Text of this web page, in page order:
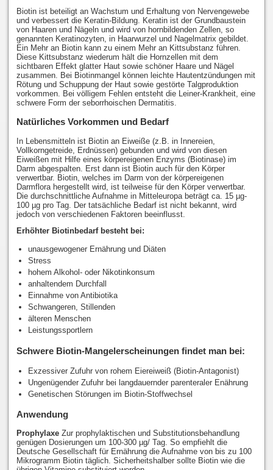
Biotin ist beteiligt an Wachstum und Erhaltung von Nervengewebe
und verbessert die Keratin-Bildung. Keratin ist der Grundbaustein
von Haaren und Nägeln und wird von hornbildenden Zellen, so
genannten Keratinozyten, in Haarwurzel und Nagelmatrix gebildet.
Ein Mehr an Biotin kann zu einem Mehr an Kittsubstanz führen.
Diese Kittsubstanz wiederum hält die Hornzellen mit dem
sichtbaren Effekt glatter Haut sowie schöner Haare und Nägel
zusammen. Bei Biotinmangel können leichte Hautentzündungen mit
Rötung und Schuppung der Haut sowie gestörte Talgproduktion
vorkommen. Bei völligem Fehlen entsteht die Leiner-Krankheit, eine
schwere Form der seborrhoischen Dermatitis.
Natürliches Vorkommen und Bedarf
In Lebensmitteln ist Biotin an Eiweiße (z.B. in Innereien,
Vollkorngetreide, Erdnüssen) gebunden und wird von diesen
Eiweißen mit Hilfe eines körpereigenen Enzyms (Biotinase) im
Darm abgespalten. Erst dann ist Biotin auch für den Körper
verwertbar. Biotin, welches im Darm von der körpereigenen
Darmflora hergestellt wird, ist teilweise für den Körper verwertbar.
Die durchschnittliche Aufnahme in Mitteleuropa beträgt ca. 15 µg-
100 µg pro Tag. Der tatsächliche Bedarf ist nicht bekannt, wird
jedoch von verschiedenen Faktoren beeinflusst.
Erhöhter Biotinbedarf besteht bei:
unausgewogener Ernährung und Diäten
Stress
hohem Alkohol- oder Nikotinkonsum
anhaltendem Durchfall
Einnahme von Antibiotika
Schwangeren, Stillenden
älteren Menschen
Leistungssportlern
Schwere Biotin-Mangelerscheinungen findet man bei:
Exzessiver Zufuhr von rohem Eiereiweiß (Biotin-Antagonist)
Ungenügender Zufuhr bei langdauernder parenteraler Enährung
Genetischen Störungen im Biotin-Stoffwechsel
Anwendung
ProphylaxeZur prophylaktischen und Substitutionsbehandlung
genügen Dosierungen um 100-300 µg/ Tag. So empfiehlt die
Deutsche Gesellschaft für Ernährung die Aufnahme von bis zu 100
Mikrogramm Biotin täglich. Sicherheitshalber sollte Biotin wie die